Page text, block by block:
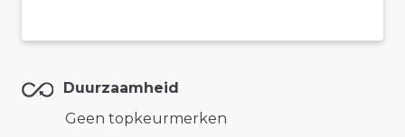
Duurzaamheid
Geen topkeurmerken